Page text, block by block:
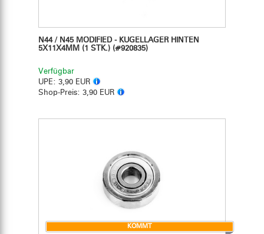
N44 / N45 MODIFIED - KUGELLAGER HINTEN
5X11X4MM (1 STK.) (#920835)
Verfügbar
UPE: 3,90 EUR
Shop-Preis: 3,90 EUR
KOMMT